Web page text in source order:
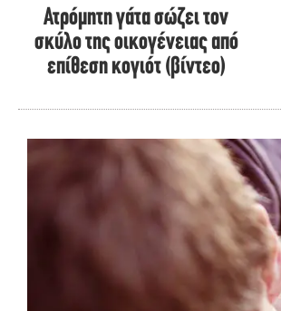
Ατρόμητη γάτα σώζει τον
σκύλο της οικογένειας από
επίθεση κογιότ (βίντεο)